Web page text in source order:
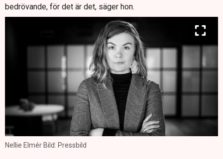
bedrövande, för det är det, säger hon.
Nellie Elmér Bild: Pressbild